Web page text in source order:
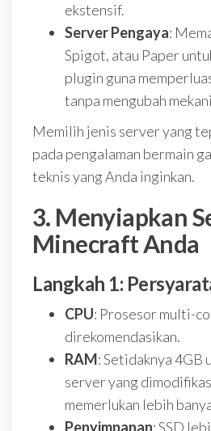
ekstensif.
Server Pengaya:
Spigot, atau Paper
plugin guna
tanpa mengubah
Memilih jenis server yang
pada pengalaman bermain
teknis yang Anda inginkan.
3. Menyiapkan
Minecraft Anda
Langkah 1:
CPU: Prosesor multi-
direkomendasikan.
RAM: Setidaknya 4GB
server yang
memerlukan lebih
Penyimpanan: SSD